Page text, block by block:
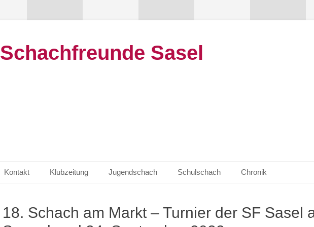
Schachfreunde Sasel
Kontakt Klubzeitung Jugendschach Schulschach Chronik
18. Schach am Markt – Turnier der SF Sasel